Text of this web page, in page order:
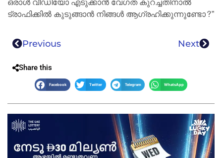
ട്രാഫിക്കിൽ കുടുങ്ങാൻ നിങ്ങൾ ആഗ്രഹിക്കുന്നുണ്ടോ?”
Previous Next
Share this
Facebook Twitter Telegram WhatsApp